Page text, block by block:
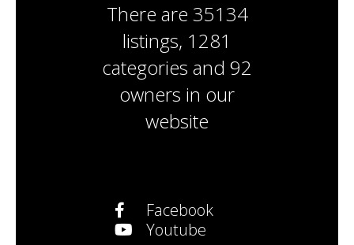
There are 35134
listings, 1281
categories and 92
owners in our
website
Facebook
Youtube